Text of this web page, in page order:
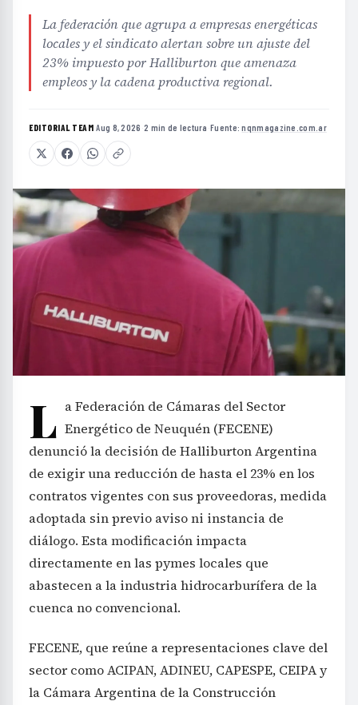
La federación que agrupa a empresas energéticas
locales y el sindicato alertan sobre un ajuste del
23% impuesto por Halliburton que amenaza
empleos y la cadena productiva regional.
EDITORIAL TEAM·Aug 8, 2026 ·2 min de lectura ·Fuente:nqnmagazine.com.ar
L a Federación de Cámaras del Sector
Energético de Neuquén (FECENE)
denunció la decisión de Halliburton Argentina
de exigir una reducción de hasta el 23% en los
contratos vigentes con sus proveedoras, medida
adoptada sin previo aviso ni instancia de
diálogo. Esta modificación impacta
directamente en las pymes locales que
abastecen a la industria hidrocarburífera de la
cuenca no convencional.
FECENE, que reúne a representaciones clave del
sector como ACIPAN, ADINEU, CAPESPE, CEIPA y
la Cámara Argentina de la Construcción